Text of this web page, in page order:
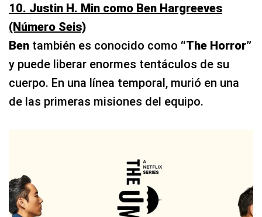
10. Justin H. Min como Ben Hargreeves
(Número Seis)
Ben también es conocido como “The Horror”
y puede liberar enormes tentáculos de su
cuerpo. En una línea temporal, murió en una
de las primeras misiones del equipo.